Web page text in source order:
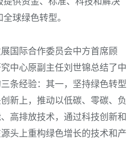
球绿色转型。
国际合作委员会中方首席顾
中心原副主任刘世锦总结了中
条经验：其一，坚持绿色转型
新上，推动以低碳、零碳、负
高排放技术，通过科技创新和
头上重构绿色增长的技术和产